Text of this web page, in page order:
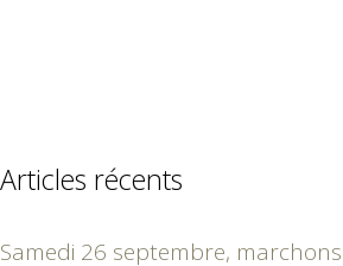
Articles récents
Samedi 26 septembre,